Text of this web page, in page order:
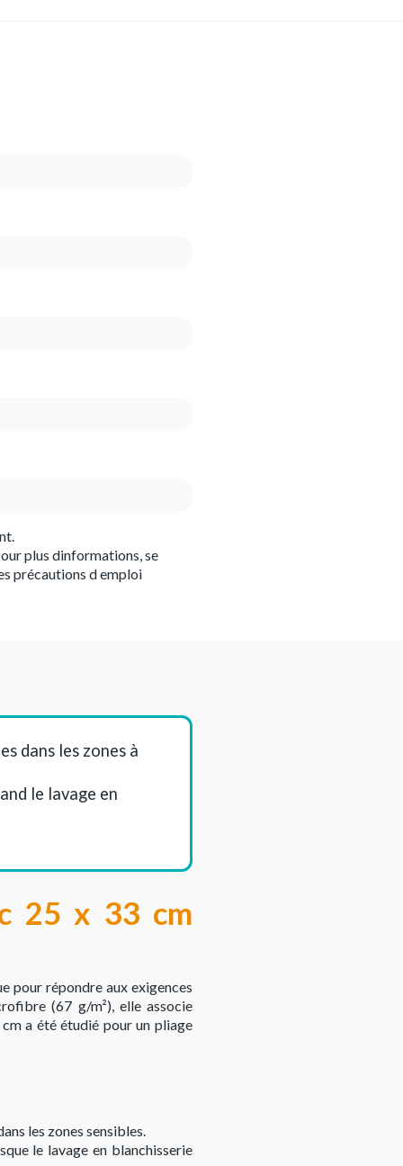
plus dinformations, se
précautions d emploi
dans les zones à
le lavage en
25 x 33 cm
pour répondre aux exigences
(67 g/m²), elle associe
a été étudié pour un pliage
les zones sensibles.
le lavage en blanchisserie